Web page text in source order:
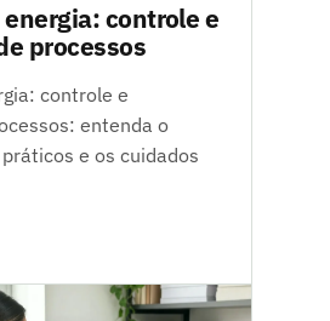
controle e
processos
controle e
entenda o
e os cuidados